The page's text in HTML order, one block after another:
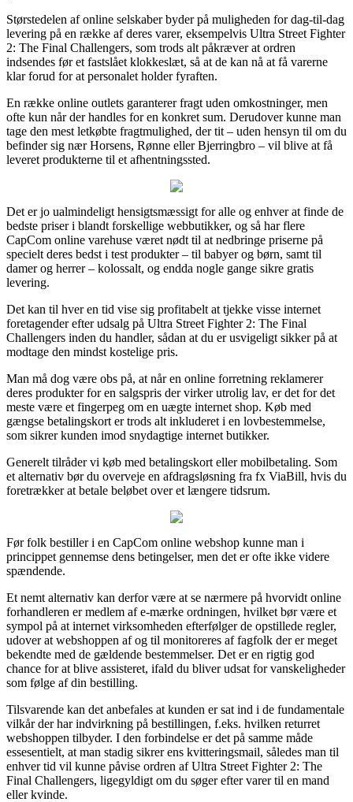
Størstedelen af online selskaber byder på muligheden for dag-til-dag
levering på en række af deres varer, eksempelvis Ultra Street Fighter
2: The Final Challengers, som trods alt påkræver at ordren
indsendes før et fastslået klokkeslæt, så at de kan nå at få varerne
klar forud for at personalet holder fyraften.
En række online outlets garanterer fragt uden omkostninger, men
ofte kun når der handles for en konkret sum. Derudover kunne man
tage den mest letkøbte fragtmulighed, der tit – uden hensyn til om du
befinder sig nær Horsens, Rønne eller Bjerringbro – vil blive at få
leveret produkterne til et afhentningssted.
Det er jo ualmindeligt hensigtsmæssigt for alle og enhver at finde de
bedste priser i blandt forskellige webbutikker, og så har flere
CapCom online varehuse været nødt til at nedbringe priserne på
specielt deres bedst i test produkter – til babyer og børn, samt til
damer og herrer – kolossalt, og endda nogle gange sikre gratis
levering.
Det kan til hver en tid vise sig profitabelt at tjekke visse internet
foretagender efter udsalg på Ultra Street Fighter 2: The Final
Challengers inden du handler, sådan at du er usvigeligt sikker på at
modtage den mindst kostelige pris.
Man må dog være obs på, at når en online forretning reklamerer
deres produkter for en salgspris der virker utrolig lav, er det for det
meste være et fingerpeg om en uægte internet shop. Køb med
gængse betalingskort er trods alt inkluderet i en lovbestemmelse,
som sikrer kunden imod snydagtige internet butikker.
Generelt tilråder vi køb med betalingskort eller mobilbetaling. Som
et alternativ bør du overveje en afdragsløsning fra fx ViaBill, hvis du
foretrækker at betale beløbet over et længere tidsrum.
Før folk bestiller i en CapCom online webshop kunne man i
princippet gennemse dens betingelser, men det er ofte ikke videre
spændende.
Et nemt alternativ kan derfor være at se nærmere på hvorvidt online
forhandleren er medlem af e-mærke ordningen, hvilket bør være et
sympol på at internet virksomheden efterfølger de opstillede regler,
udover at webshoppen af og til monitoreres af fagfolk der er meget
bekendte med de gældende bestemmelser. Det er en rigtig god
chance for at blive assisteret, ifald du bliver udsat for vanskeligheder
som følge af din bestilling.
Tilsvarende kan det anbefales at kunden er sat ind i de fundamentale
vilkår der har indvirkning på bestillingen, f.eks. hvilken returret
webshoppen tilbyder. I den forbindelse er det på samme måde
essesentielt, at man stadig sikrer ens kvitteringsmail, således man til
enhver tid vil kunne påvise ordren af Ultra Street Fighter 2: The
Final Challengers, ligegyldigt om du søger efter varer til en mand
eller kvinde.